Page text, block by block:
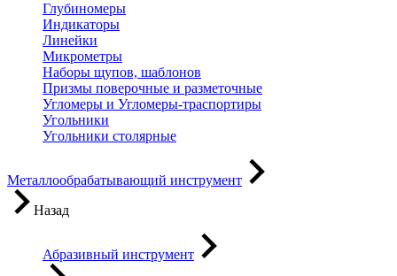
Глубиномеры
Индикаторы
Линейки
Микрометры
Наборы щупов, шаблонов
Призмы поверочные и разметочные
Угломеры и Угломеры-траспортиры
Угольники
Угольники столярные
Металлообрабатывающий инструмент
Назад
Абразивный инструмент